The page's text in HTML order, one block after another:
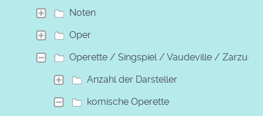
Noten
Oper
Operette / Singspiel / Vaudeville / Zarzuela
Anzahl der Darsteller
komische Operette